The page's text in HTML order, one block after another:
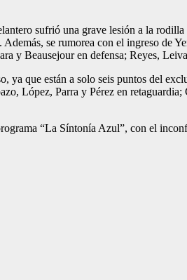
sufrió una grave lesión a la
se rumorea con el ingreso de
y Beausejour en defensa; Reyes,
que están a solo seis puntos del
López, Parra y Pérez en
“La Síntonía Azul”, con el